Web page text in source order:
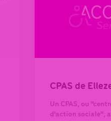
CPAS de
Un CPAS, ou
d'action sociale",